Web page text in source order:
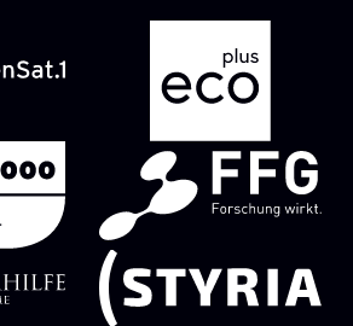
SVG Datei
SVG Datei
SVG Datei